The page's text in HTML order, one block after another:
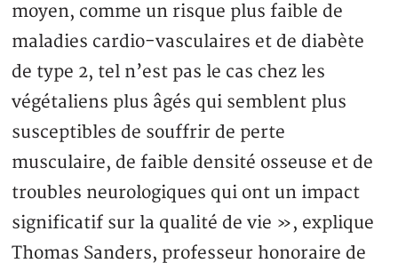
moyen, comme un risque plus faible de
maladies cardio-vasculaires et de diabète
de type 2, tel n’est pas le cas chez les
végétaliens plus âgés qui semblent plus
susceptibles de souffrir de perte
musculaire, de faible densité osseuse et de
troubles neurologiques qui ont un impact
significatif sur la qualité de vie », explique
Thomas Sanders, professeur honoraire de